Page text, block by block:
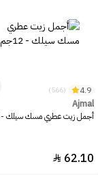
4.9
(566)
Ajmal
أجمل زيت عطري مسك سيلك - 12جم
62.10
